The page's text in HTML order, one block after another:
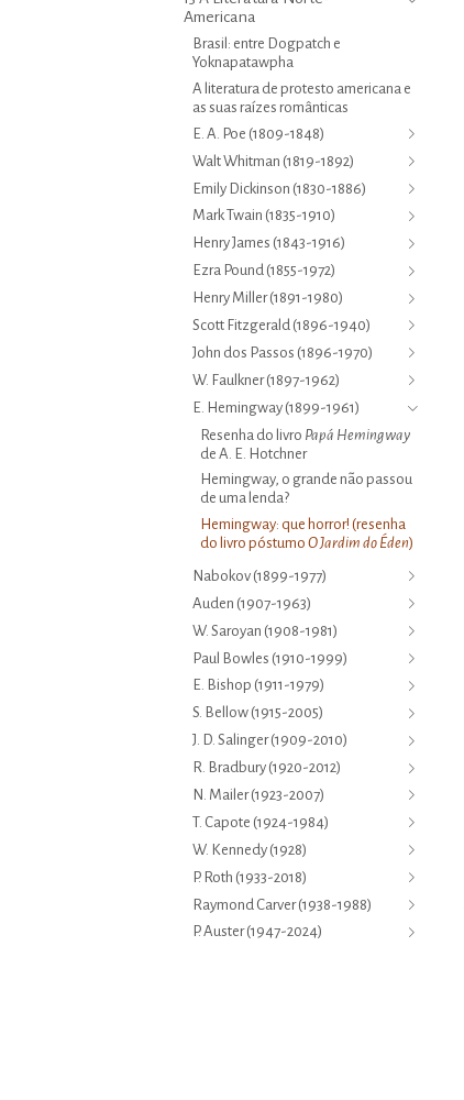
Americana
Brasil: entre Dogpatch e
Yoknapatawpha
A literatura de protesto americana e
as suas raízes românticas
E. A. Poe (1809-1848)
Walt Whitman (1819-1892)
Emily Dickinson (1830-1886)
Mark Twain (1835-1910)
Henry James (1843-1916)
Ezra Pound (1855-1972)
Henry Miller (1891-1980)
Scott Fitzgerald (1896-1940)
John dos Passos (1896-1970)
W. Faulkner (1897-1962)
E. Hemingway (1899-1961)
Resenha do livro Papá Hemingway
de A. E. Hotchner
Hemingway, o grande não passou
de uma lenda?
Hemingway: que horror! (resenha
do livro póstumoO Jardim do Éden)
Nabokov (1899-1977)
Auden (1907-1963)
W. Saroyan (1908-1981)
Paul Bowles (1910-1999)
E. Bishop (1911-1979)
S. Bellow (1915-2005)
J. D. Salinger (1909-2010)
R. Bradbury (1920-2012)
N. Mailer (1923-2007)
T. Capote (1924-1984)
W. Kennedy (1928)
P. Roth (1933-2018)
Raymond Carver (1938-1988)
P. Auster (1947-2024)